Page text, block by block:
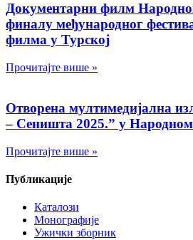
Документарни филм
финалу међународног
филма у Турској
Прочитајте више »
Отворена мултимедијална
– Сеништа 2025.” у
Прочитајте више »
Публикације
Каталози
Монографије
Ужички зборник